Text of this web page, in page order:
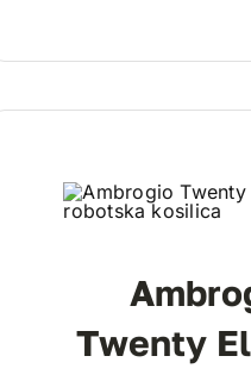
Twenty